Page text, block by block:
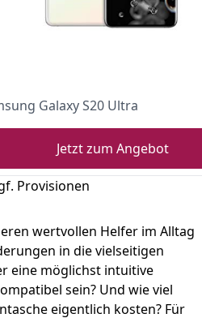
Galaxy S20 Ultra
Jetzt zum Angebot
Provisionen
wertvollen Helfer im Alltag
in die vielseitigen
eine möglichst intuitive
sein? Und wie viel
eigentlich kosten? Für